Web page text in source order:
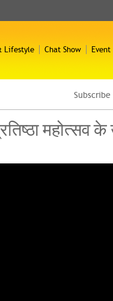
Lifestyle Chat Show
Event
महोत्सव के